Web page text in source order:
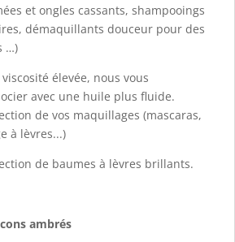
et ongles cassants, shampooings
démaquillants douceur pour des
…)
élevée, nous vous
avec une huile plus fluide.
de vos maquillages (mascaras,
à lèvres...)
de baumes à lèvres brillants.
ambrés